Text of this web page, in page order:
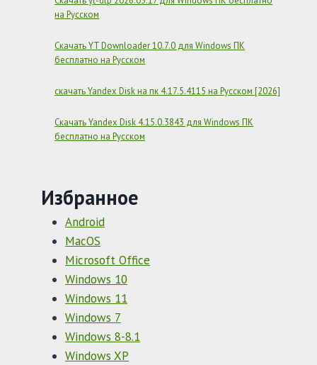
на Русском
Скачать YT Downloader 10.7.0 для Windows ПК
бесплатно на Русском
скачать Yandex Disk на пк 4.17.5.4115 на Русском [2026]
Скачать Yandex Disk 4.15.0.3843 для Windows ПК
бесплатно на Русском
Избранное
Android
MacOS
Microsoft Office
Windows 10
Windows 11
Windows 7
Windows 8-8.1
Windows XP